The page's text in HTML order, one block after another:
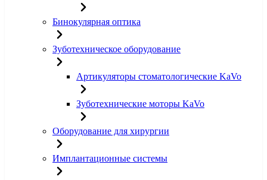
Бинокулярная оптика
Зуботехническое оборудование
Артикуляторы стоматологические KaVo
Зуботехнические моторы KaVo
Оборудование для хирургии
Имплантационные системы